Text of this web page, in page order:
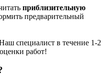
приблизительную
предварительный
специалист в течение 1-2
работ!